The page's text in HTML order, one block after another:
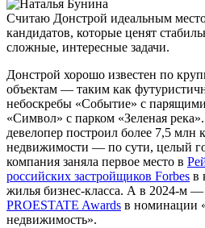
Считаю Донстрой идеальным
кандидатов, которые ценят
сложные, интересные задачи.
Донстрой хорошо известен по
объектам — таким как
небоскребы «Событие» с
«Символ» с парком «Зеленая
девелопер построил более 7,5 млн
недвижимости — по сути, целый
компания заняла первое место в
российских застройщиков Forbes в
жилья бизнес-класса. А в 2024-м
PROESTATE Awards в номинации
недвижимость».